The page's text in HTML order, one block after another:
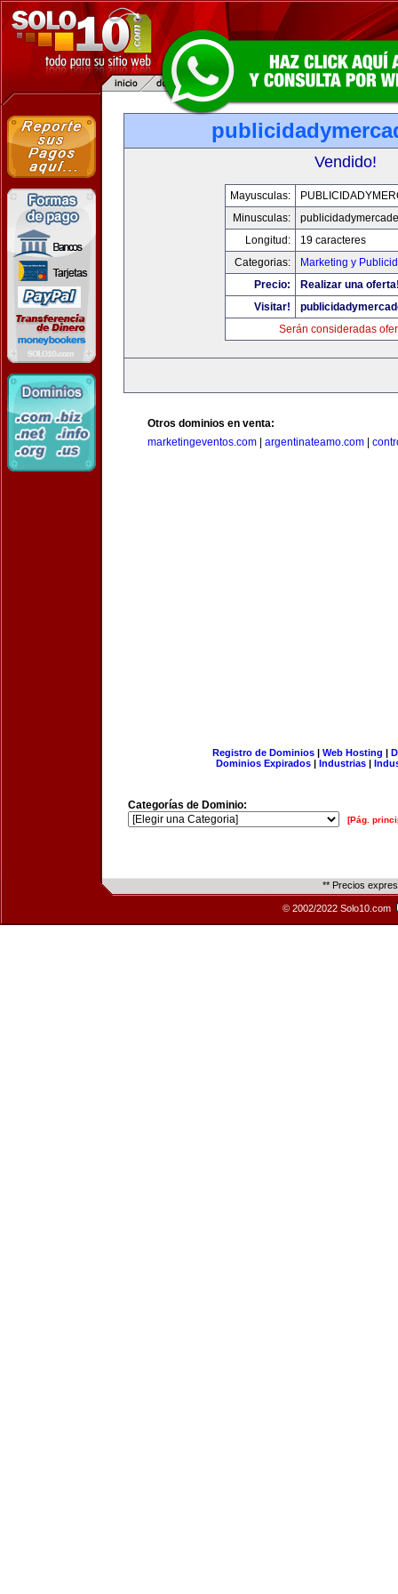
Vendido!
Mayusculas:
Minusculas:
Longitud:
19 caracteres
Categorias:
Marketing y
Precio:
Realizar una
Visitar!
Serán consideradas
Otros dominios en venta:
marketingeventos.com
argentinateamo.com
Registro de Dominios| Web Hosting |
Dominios Expirados | Industrias |
Categorías de Dominio:
[Pág.
** Precios
© 2002/2022 Solo10.com